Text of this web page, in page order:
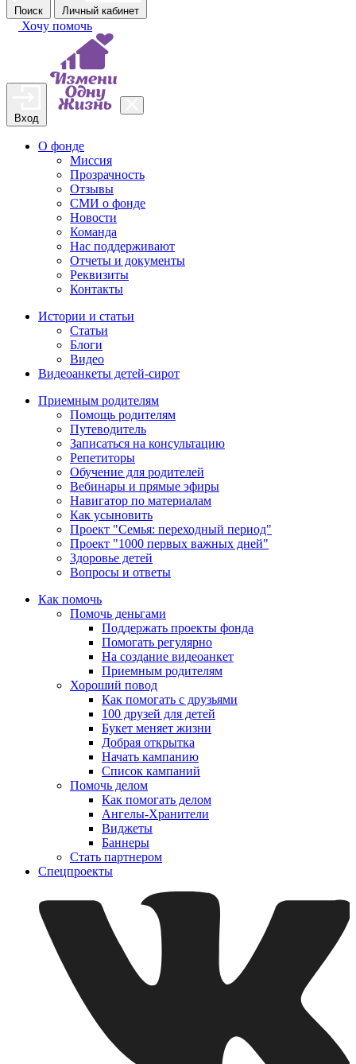
Поиск Личный кабинет
Хочу помочь
Вход
О фонде
Миссия
Прозрачность
Отзывы
СМИ о фонде
Новости
Команда
Нас поддерживают
Отчеты и документы
Реквизиты
Контакты
Истории и статьи
Статьи
Блоги
Видео
Видеоанкеты детей-сирот
Приемным родителям
Помощь родителям
Путеводитель
Записаться на консультацию
Репетиторы
Обучение для родителей
Вебинары и прямые эфиры
Навигатор по материалам
Как усыновить
Проект "Семья: переходный период"
Проект "1000 первых важных дней"
Здоровье детей
Вопросы и ответы
Как помочь
Помочь деньгами
Поддержать проекты фонда
Помогать регулярно
На создание видеоанкет
Приемным родителям
Хороший повод
Как помогать с друзьями
100 друзей для детей
Букет меняет жизни
Добрая открытка
Начать кампанию
Список кампаний
Помочь делом
Как помогать делом
Ангелы-Хранители
Виджеты
Баннеры
Стать партнером
Спецпроекты